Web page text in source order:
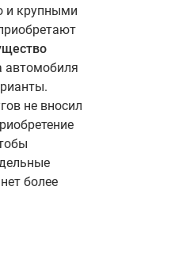
и крупными
автомобиля
не вносил
более